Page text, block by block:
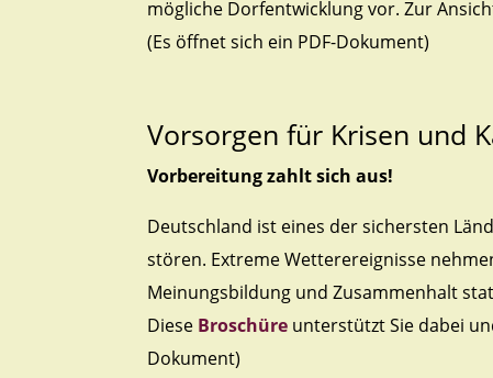
mögliche Dorfentwicklung vor. Zur
(Es öffnet sich ein PDF-Dokument)
Vorsorgen für Krisen und
Vorbereitung zahlt sich aus!
Deutschland ist eines der sichersten
stören. Extreme Wetterereignisse
Meinungsbildung und Zusammenhalt
Diese Broschüre unterstützt Sie dabei
Dokument)